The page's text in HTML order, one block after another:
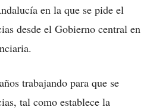
en la que se pide el
desde el Gobierno central en
trabajando para que se
tal como establece la